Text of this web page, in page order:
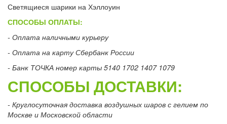
Светящиеся шарики на Хэллоуин
СПОСОБЫ ОПЛАТЫ:
- Оплата наличными курьеру
- Оплата на карту Сбербанк России
- Банк ТОЧКА номер карты 5140 1702 1407 1079
СПОСОБЫ ДОСТАВКИ:
- Круглосуточная доставка воздушных шаров с гелием по
Москве и Московской области